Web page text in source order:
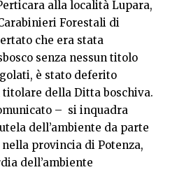
alla località Lupara,
Forestali di
che era stata
senza nessun titolo
è stato deferito
della Ditta boschiva.
– si inquadra
dell’ambiente da parte
provincia di Potenza,
dell’ambiente